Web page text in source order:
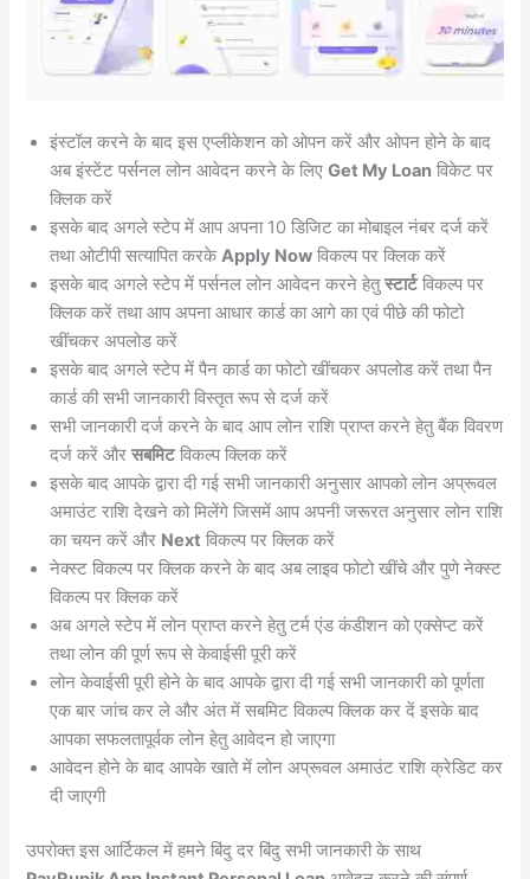
इंस्टॉल करने के बाद इस एप्लीकेशन को ओपन करें और ओपन होने के बाद
अब इंस्टेंट पर्सनल लोन आवेदन करने के लिएGet My Loan विकेट पर
क्लिक करें
इसके बाद अगले स्टेप में आप अपना 10 डिजिट का मोबाइल नंबर दर्ज करें
तथा ओटीपी सत्यापित करकेApply Now विकल्प पर क्लिक करें
इसके बाद अगले स्टेप में पर्सनल लोन आवेदन करने हेतुस्टार्टविकल्प पर
क्लिक करें तथा आप अपना आधार कार्ड का आगे का एवं पीछे की फोटो
खींचकर अपलोड करें
इसके बाद अगले स्टेप में पैन कार्ड का फोटो खींचकर अपलोड करें तथा पैन
कार्ड की सभी जानकारी विस्तृत रूप से दर्ज करें
सभी जानकारी दर्ज करने के बाद आप लोन राशि प्राप्त करने हेतु बैंक विवरण
दर्ज करें औरसबमिटविकल्प क्लिक करें
इसके बाद आपके द्वारा दी गई सभी जानकारी अनुसार आपको लोन अप्रूवल
अमाउंट राशि देखने को मिलेंगे जिसमें आप अपनी जरूरत अनुसार लोन राशि
का चयन करें और Next विकल्प पर क्लिक करें
नेक्स्ट विकल्प पर क्लिक करने के बाद अब लाइव फोटो खींचे और पुणे नेक्स्ट
विकल्प पर क्लिक करें
अब अगले स्टेप में लोन प्राप्त करने हेतु टर्म एंड कंडीशन को एक्सेप्ट करें
तथा लोन की पूर्ण रूप से केवाईसी पूरी करें
लोन केवाईसी पूरी होने के बाद आपके द्वारा दी गई सभी जानकारी को पूर्णता
एक बार जांच कर ले और अंत में सबमिट विकल्प क्लिक कर दें इसके बाद
आपका सफलतापूर्वक लोन हेतु आवेदन हो जाएगा
आवेदन होने के बाद आपके खाते में लोन अप्रूवल अमाउंट राशि क्रेडिट कर
दी जाएगी
उपरोक्त इस आर्टिकल में हमने बिंदु दर बिंदु सभी जानकारी के साथ